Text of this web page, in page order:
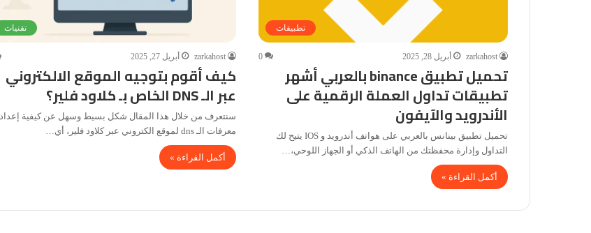
تطبيقات
zarkahost أبريل 28, 2025 0
تحميل تطبيق binance بالعربي أشهر
تطبيقات تداول العملة الرقمية على
الأندرويد والآيفون
تحميل تطبيق بينانس بالعربي على هواتف أندرويد و IOS يتيح لك
التداول وإدارة محفظتك من الهاتف الذكي أو الجهاز اللوحي،…
أكمل القراءة »
تقنيات
zarkahost أبريل 27, 2025
كيف أقوم بتوجيه الموقع الالكتروني
عبر الـ DNS الخاص بـ كلاود فلير؟
سنتعرف من خلال هذا المقال شكل بسيط وسهل عن كيفية إعداد
معرفات الـ dns لموقع الكتروني عبر كلاود فلير، أي…
أكمل القراءة »